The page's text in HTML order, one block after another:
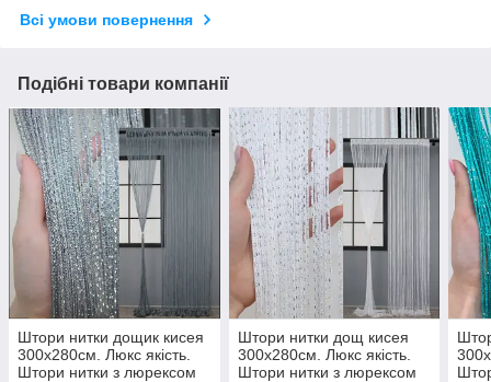
Всі умови повернення
Подібні товари компанії
Штори нитки дощик кисея
300х280см. Люкс якість.
Штори нитки з люрексом
Штори нитки дощ кисея
300х280см. Люкс якість.
Штори нитки з люрексом